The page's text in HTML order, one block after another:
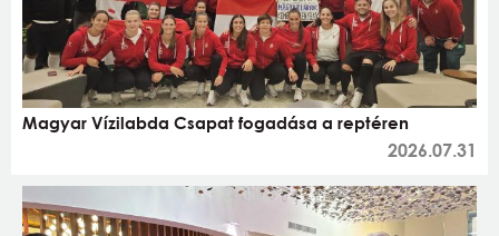
Magyar Vízilabda Csapat fogadása a reptéren
2026.07.31